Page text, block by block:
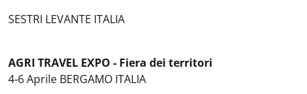
SESTRI LEVANTE ITALIA
AGRI TRAVEL EXPO - Fiera dei territori
4‐6 Aprile BERGAMO ITALIA